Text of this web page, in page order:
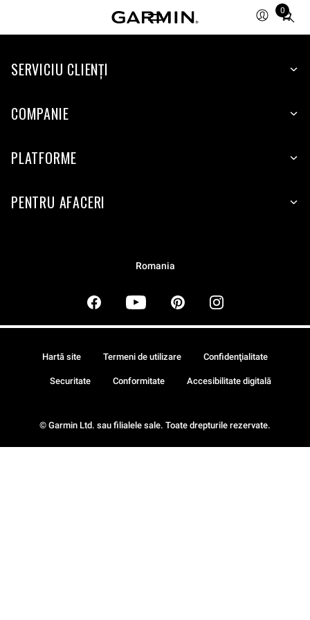
0
Total
items
cart:
SERVICIU CLIENŢI
COMPANIE
PLATFORME
PENTRU AFACERI
Romania
© Garmin Ltd. sau filialele sale. Toate drepturile rezervate.
Hartă site Termeni de utilizare Confidenţialitate
Securitate Conformitate Accesibilitate digitală